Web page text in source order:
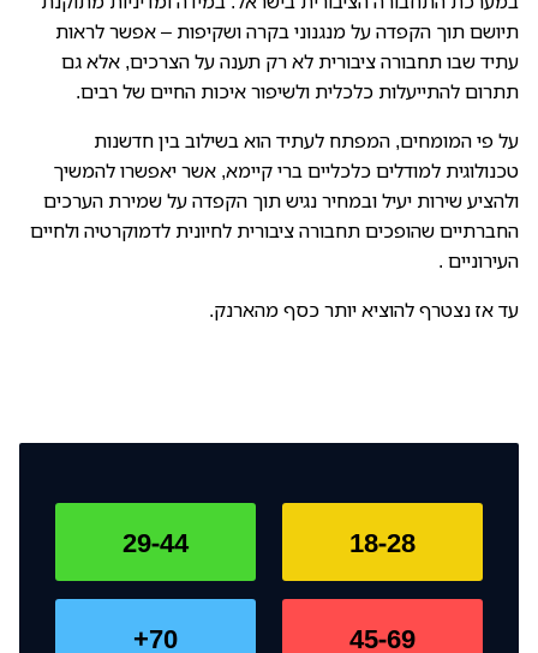
תיושם תוך הקפדה על מנגנוני בקרה ושקיפות – אפשר לראות
עתיד שבו תחבורה ציבורית לא רק תענה על הצרכים, אלא גם
תתרום להתייעלות כלכלית ולשיפור איכות החיים של רבים.
על פי המומחים, המפתח לעתיד הוא בשילוב בין חדשנות
טכנולוגית למודלים כלכליים ברי קיימא, אשר יאפשרו להמשיך
ולהציע שירות יעיל ובמחיר נגיש תוך הקפדה על שמירת הערכים
החברתיים שהופכים תחבורה ציבורית לחיונית לדמוקרטיה ולחיים
העירוניים .
עד אז נצטרף להוציא יותר כסף מהארנק.
18-28
29-44
45-69
70+